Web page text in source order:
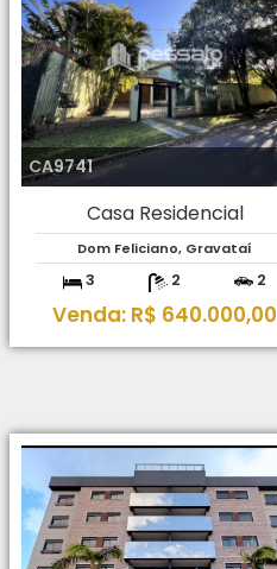
CA9741
Casa Residencial
Dom Feliciano, Gravataí
3 2 2
Venda: R$ 640.000,00